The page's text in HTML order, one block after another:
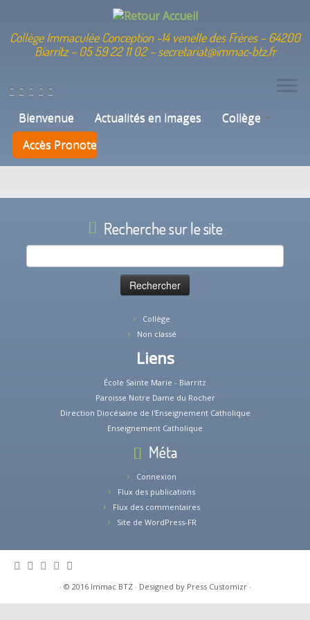
Collège Immaculée Conception -14 venelle des Frères – 64200
Biarritz – 05 59 22 11 02 – secretariat@immac-btz.fr
Bienvenue Actualités en images
Collège
Accès Pronote
Catégorie de téléchargement :
Plastiques
Recherche sur le site
Rechercher :
Collège
Non classé
Liens
École Sainte Marie - Biarritz
Paroisse Notre Dame du Rocher
Direction Diocésaine de l'Enseignement Catholique
Enseignement Catholique
Méta
Connexion
Flux des publications
Flux des commentaires
Site de WordPress-FR
· © 2016 Immac BTZ· Designed by Press Customizr·